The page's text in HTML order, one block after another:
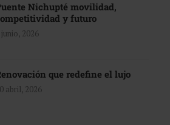
Nichupté movilidad,
y futuro
junio, 2026
que redefine el lujo
abril, 2026